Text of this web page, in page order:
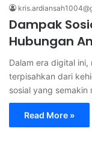
Dampak
Hubungan
Dalam era digital
terpisahkan dari
sosial yang
Read More »